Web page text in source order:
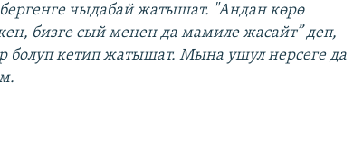
чыдабай жатышат. "Андан көрө
бизге сый менен да мамиле жасайт” деп,
болуп кетип жатышат. Мына ушул нерсеге да